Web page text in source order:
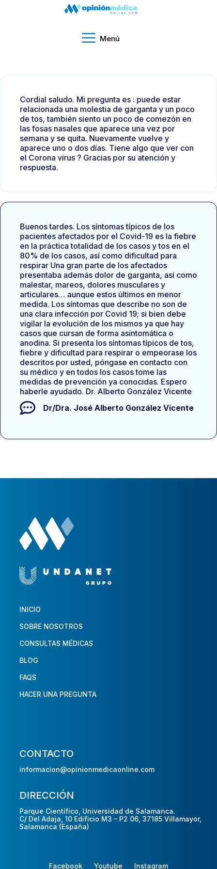
Menú
Cordial saludo. Mi pregunta es : puede estar
relacionada una molestia de garganta y un poco
de tos, también siento un poco de comezón en
las fosas nasales que aparece una vez por
semana y se quita. Nuevamente vuelve y
aparece uno o dos días. Tiene algo que ver con
el Corona virus ? Gracias por su atención y
respuesta.
Buenos tardes. Los síntomas típicos de los
pacientes afectados por el Covid-19 es la fiebre
en la práctica totalidad de los casos y tos en el
80% de los casos, así como dificultad para
respirar Una gran parte de los afectados
presentaba además dolor de garganta, así como
malestar, mareos, dolores musculares y
articulares… aunque estos últimos en menor
medida. Los síntomas que describe no son de
una clara infección por Covid 19; si bien debe
vigilar la evolución de los mismos ya que hay
casos que cursan de forma asintomática o
anodina. Si presenta los síntomas típicos de tos,
fiebre y dificultad para respirar o empeorase los
descritos por usted, póngase en contacto con
su médico y en todos los casos tome las
medidas de prevención ya conocidas. Espero
haberle ayudado. Dr. Alberto González Vicente
Dr/Dra. José Alberto González Vicente
INICIO
SOBRE NOSOTROS
CONSULTAS MÉDICAS
BLOG
FAQS
HACER UNA PREGUNTA
CONTACTO
informacion@opinionmedicaonline.com
DIRECCIÓN
Parque Científico, Universidad de Salamanca.
C/ Del Adaja, 10 Edificio M3 – P2 06, 37185 Villamayor,
Salamanca (España)
Facebook Youtube Instagram